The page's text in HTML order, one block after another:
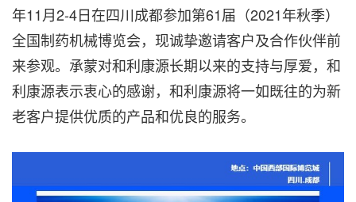
年11月2-4日在四川成都参加第61届（2021年秋季）
全国制药机械博览会，现诚挚邀请客户及合作伙伴前
来参观。 承蒙对和利康源长期以来的支持与厚爱， 和
利康源表示衷心的感谢，和利康源将一如既往的为新
老客户提供优质的产品和优良的服务。